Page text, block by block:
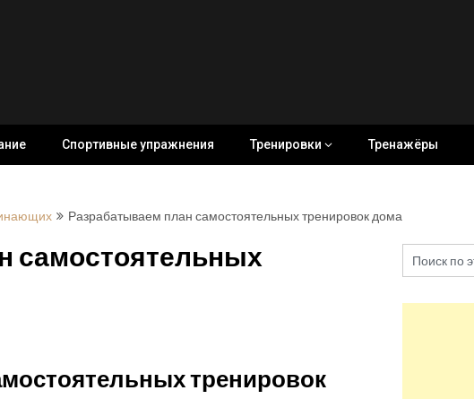
Спортивные упражнения Тренировки Тренажёры
Разрабатываем план самостоятельных тренировок дома
самостоятельных
тренировок